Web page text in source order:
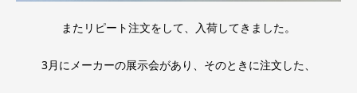
またリピート注文をして、入荷してきました。
3月にメーカーの展示会があり、そのときに注文した、